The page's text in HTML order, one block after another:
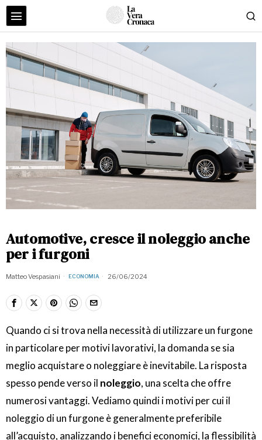
Automotive, cresce il noleggio anche
per i furgoni
Matteo Vespasiani ECONOMIA 26/06/2024
Quando ci si trova nella necessità di utilizzare un furgone
in particolare per motivi lavorativi, la domanda se sia
meglio acquistare o noleggiare è inevitabile. La risposta
spesso pende verso il noleggio, una scelta che offre
numerosi vantaggi. Vediamo quindi i motivi per cui il
noleggio di un furgone è generalmente preferibile
all’acquisto, analizzando i benefici economici, la flessibilità